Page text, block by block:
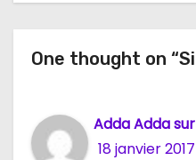
i
n
One thought on
Adda Adda
18 janvier